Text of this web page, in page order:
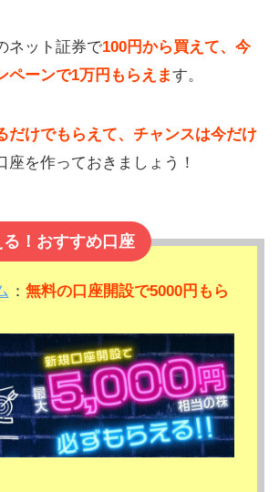
ネット証券で100円から買えて、今
ペーンで1万円もらえます。
だけでもらえて、チャンスは今だけ
座を作っておきましょう！
！おすすめ口座
： 無料の口座開設で5000円もら